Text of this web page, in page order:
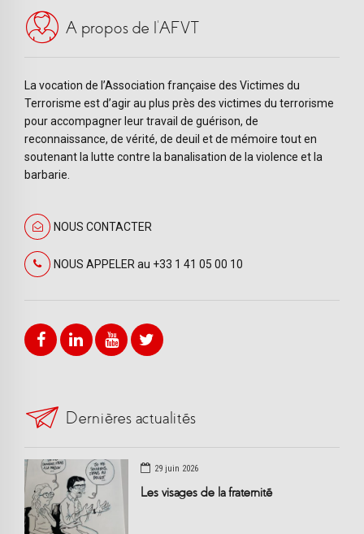
A propos de l’AFVT
La vocation de l’Association française des Victimes du
Terrorisme est d’agir au plus près des victimes du terrorisme
pour accompagner leur travail de guérison, de
reconnaissance, de vérité, de deuil et de mémoire tout en
soutenant la lutte contre la banalisation de la violence et la
barbarie.
NOUS CONTACTER
NOUS APPELER au +33 1 41 05 00 10
Dernières actualités
29 juin 2026
Les visages de la fraternité